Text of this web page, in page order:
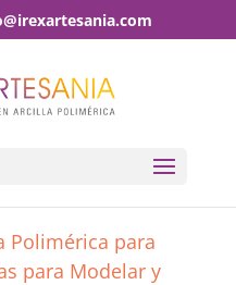
Polimérica para
para Modelar y